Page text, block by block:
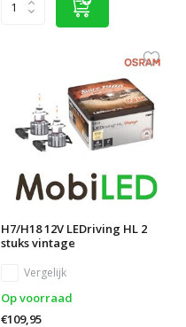
H7/H18 12V LEDriving HL 2
stuks vintage
Vergelijk
Op voorraad
€109,95